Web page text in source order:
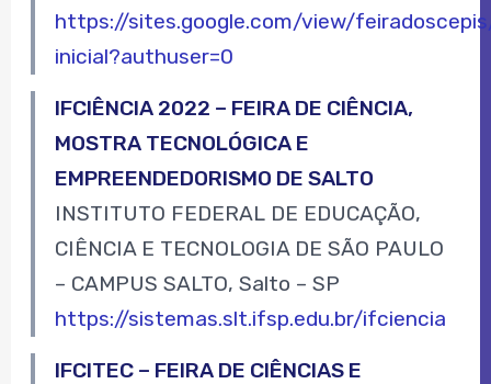
https://sites.google.com/view/feiradoscepis/
inicial?authuser=0
IFCIÊNCIA 2022 – FEIRA DE CIÊNCIA,
MOSTRA TECNOLÓGICA E
EMPREENDEDORISMO DE SALTO
INSTITUTO FEDERAL DE EDUCAÇÃO,
CIÊNCIA E TECNOLOGIA DE SÃO PAULO
– CAMPUS SALTO, Salto – SP
https://sistemas.slt.ifsp.edu.br/ifciencia
IFCITEC – FEIRA DE CIÊNCIAS E